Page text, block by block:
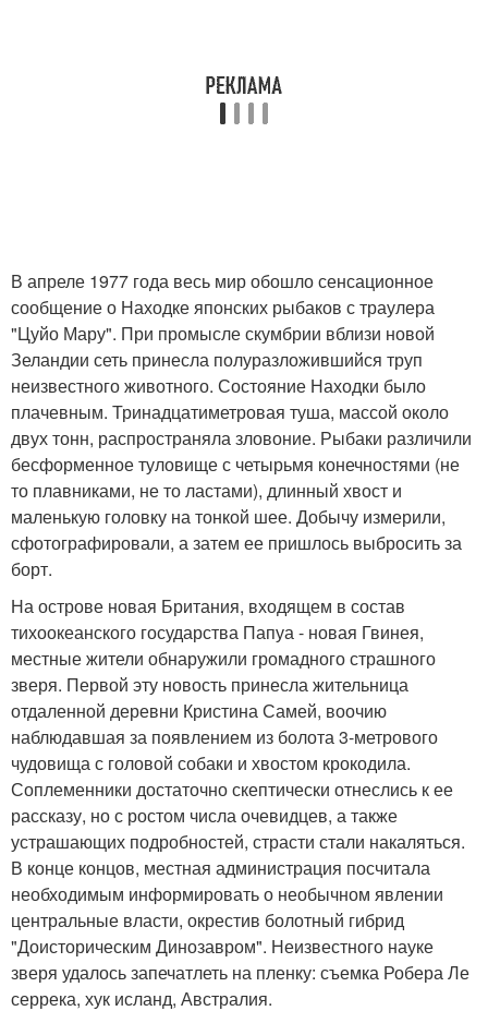
В апреле 1977 года весь мир обошло сенсационное
сообщение о Находке японских рыбаков с траулера
"Цуйо Мару". При промысле скумбрии вблизи новой
Зеландии сеть принесла полуразложившийся труп
неизвестного животного. Состояние Находки было
плачевным. Тринадцатиметровая туша, массой около
двух тонн, распространяла зловоние. Рыбаки различили
бесформенное туловище с четырьмя конечностями (не
то плавниками, не то ластами), длинный хвост и
маленькую головку на тонкой шее. Добычу измерили,
сфотографировали, а затем ее пришлось выбросить за
борт.
На острове новая Британия, входящем в состав
тихоокеанского государства Папуа - новая Гвинея,
местные жители обнаружили громадного страшного
зверя. Первой эту новость принесла жительница
отдаленной деревни Кристина Самей, воочию
наблюдавшая за появлением из болота 3-метрового
чудовища с головой собаки и хвостом крокодила.
Соплеменники достаточно скептически отнеслись к ее
рассказу, но с ростом числа очевидцев, а также
устрашающих подробностей, страсти стали накаляться.
В конце концов, местная администрация посчитала
необходимым информировать о необычном явлении
центральные власти, окрестив болотный гибрид
"Доисторическим Динозавром". Неизвестного науке
зверя удалось запечатлеть на пленку: съемка Робера Ле
серрека, хук исланд, Австралия.